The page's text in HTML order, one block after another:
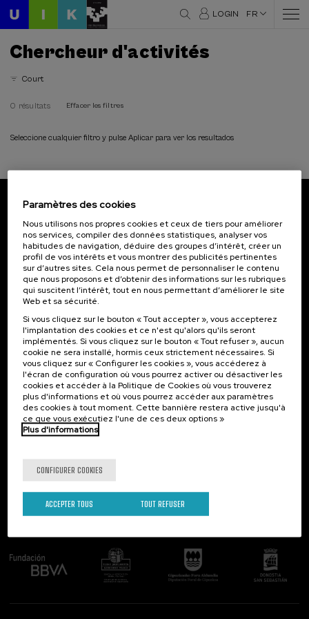
LOGIN FR
Chercheur d'activités
Court
0 résultats Effacer les filtres
Seleccione cualquier filtro y pulse Aplicar para ver los resultados
Inscrivez-vous pour être le premier à recevoir les
actualités de l'UIK.
S'abonner
Contact
Palacio Miramar
Paseo de Miraconcha, 48
20007 Donostia / San Sebastián
Gipuzkoa, Spain
Contactez-nous!
Intéressant...
Activités précédentes
Suivez-nous
Paramètres des cookies
Nous utilisons nos propres cookies et ceux de tiers pour améliorer
nos services, compiler des données statistiques, analyser vos
habitudes de navigation, déduire des groupes d’intérêt, créer un
profil de vos intérêts et vous montrer des publicités pertinentes
sur d’autres sites. Cela nous permet de personnaliser le contenu
que nous proposons et d’obtenir des informations sur les rubriques
qui suscitent l’intérêt, tout en nous permettant d’améliorer le site
Web et sa sécurité.
Si vous cliquez sur le bouton « Tout accepter », vous accepterez
l'implantation des cookies et ce n'est qu'alors qu'ils seront
implémentés. Si vous cliquez sur le bouton « Tout refuser », aucun
cookie ne sera installé, hormis ceux strictement nécessaires. Si
vous cliquez sur « Configurer les cookies », vous accéderez à
l'écran de configuration où vous pourrez activer ou désactiver les
cookies et accéder à la Politique de Cookies où vous trouverez
plus d'informations et où vous pourrez accéder aux paramètres
des cookies à tout moment. Cette bannière restera active jusqu'à
ce que vous exécutiez l'une de ces deux options »
Plus d'informations
CONFIGURER COOKIES
TOUT REFUSER
ACCEPTER TOUS